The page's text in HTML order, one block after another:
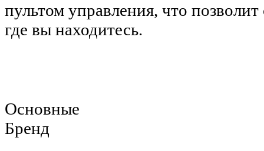
пультом управления, что
где вы находитесь.
Основные
Бренд